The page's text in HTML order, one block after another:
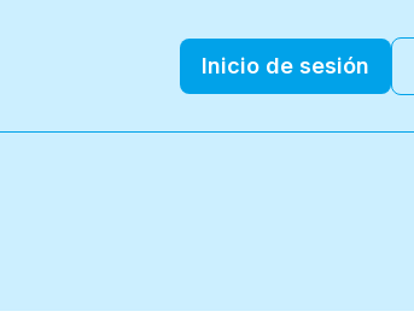
Inicio de sesión